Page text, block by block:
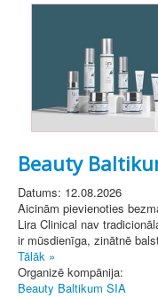
Beauty
Datums: 12.08.2026
Aicinām pievienoties
Lira Clinical nav
ir mūsdienīga, zinātnē
Tālāk »
Organizē kompānija:
Beauty Baltikum SIA